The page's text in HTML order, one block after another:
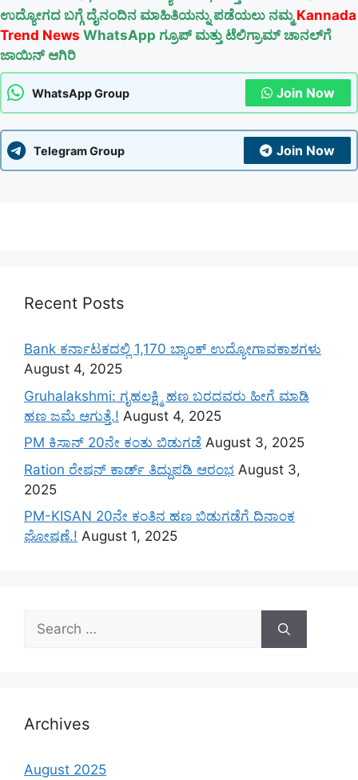
ಉದ್ಯೋಗದ ಬಗ್ಗೆ ದೈನಂದಿನ ಮಾಹಿತಿಯನ್ನು ಪಡೆಯಲು ನಮ್ಮKannada
Trend News WhatsApp ಗ್ರೂಪ್ ಮತ್ತು ಟೆಲಿಗ್ರಾಮ್ ಚಾನಲ್‌ಗೆ
ಜಾಯಿನ್ ಆಗಿರಿ
WhatsApp Group Join Now
Telegram Group Join Now
Recent Posts
Bank ಕರ್ನಾಟಕದಲ್ಲಿ 1,170 ಬ್ಯಾಂಕ್ ಉದ್ಯೋಗಾವಕಾಶಗಳು
August 4, 2025
Gruhalakshmi: ಗೃಹಲಕ್ಷ್ಮಿ ಹಣ ಬರದವರು ಹೀಗೆ ಮಾಡಿ
ಹಣ ಜಮೆ‌ ಆಗುತ್ತೆ.! August 4, 2025
PM ಕಿಸಾನ್ 20ನೇ ಕಂತು ಬಿಡುಗಡೆ August 3, 2025
Ration ರೇಷನ್ ಕಾರ್ಡ್ ತಿದ್ದುಪಡಿ ಆರಂಭ August 3,
2025
PM-KISAN 20ನೇ ಕಂತಿನ ಹಣ ಬಿಡುಗಡೆಗೆ ದಿನಾಂಕ
ಘೋಷಣೆ.! August 1, 2025
Search
for:
Archives
August 2025